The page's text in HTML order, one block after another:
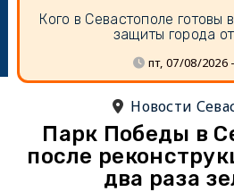
Кого в Севастополе готовы
защиты города
пт, 07/08/2026
Новости
Парк Победы в
после
два раза